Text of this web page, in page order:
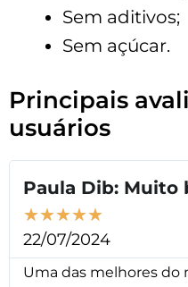
Sem aditivos;
Sem açúcar.
Principais
usuários
Paula Dib: Muito
★★★★★
22/07/2024
Uma das melhores do